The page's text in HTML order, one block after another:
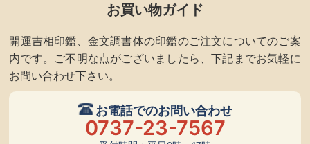
お買い物ガイド
開運吉相印鑑、金文調書体の印鑑のご注文についてのご案
内です。ご不明な点がございましたら、下記までお気軽に
お問い合わせ下さい。
お電話でのお問い合わせ
0737-23-7567